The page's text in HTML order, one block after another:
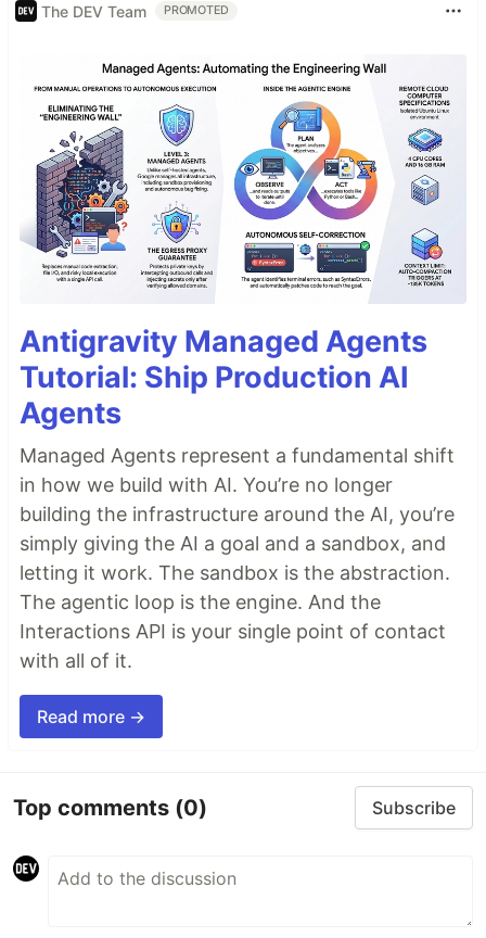
The DEV Team PROMOTED
Antigravity Managed Agents
Tutorial: Ship Production AI
Agents
Managed Agents represent a fundamental shift
in how we build with AI. You’re no longer
building the infrastructure around the AI, you’re
simply giving the AI a goal and a sandbox, and
letting it work. The sandbox is the abstraction.
The agentic loop is the engine. And the
Interactions API is your single point of contact
with all of it.
Read more →
Top comments (0) Subscribe